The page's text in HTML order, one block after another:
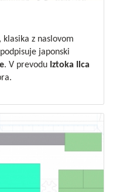
z naslovom
japonski
. V prevodu Iztoka Ilca